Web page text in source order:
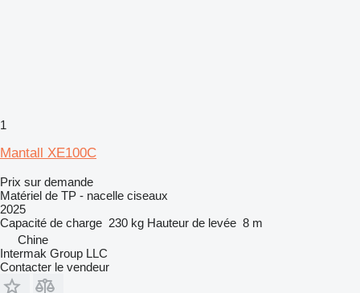
1
Mantall XE100C
Prix sur demande
Matériel de TP - nacelle ciseaux
2025
Capacité de charge 230 kg Hauteur de levée 8 m
Chine
Intermak Group LLC
Contacter le vendeur